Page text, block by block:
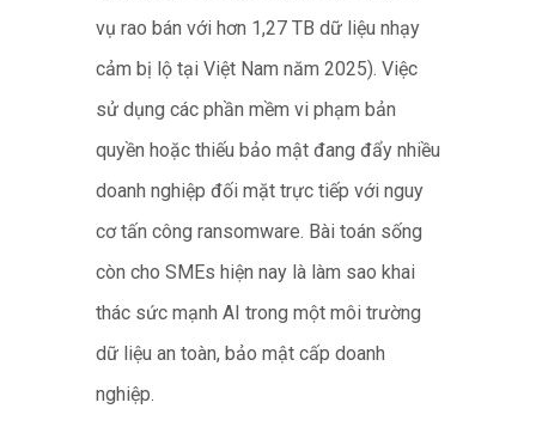
vụ rao bán với hơn 1,27 TB dữ liệu nhạy
cảm bị lộ tại Việt Nam năm 2025). Việc
sử dụng các phần mềm vi phạm bản
quyền hoặc thiếu bảo mật đang đẩy nhiều
doanh nghiệp đối mặt trực tiếp với nguy
cơ tấn công ransomware. Bài toán sống
còn cho SMEs hiện nay là làm sao khai
thác sức mạnh AI trong một môi trường
dữ liệu an toàn, bảo mật cấp doanh
nghiệp.